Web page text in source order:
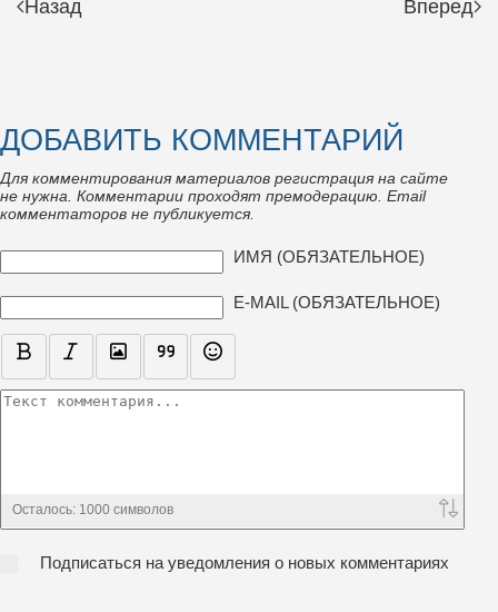
Назад Вперед
ДОБАВИТЬ КОММЕНТАРИЙ
Для комментирования материалов регистрация на сайте
не нужна. Комментарии проходят премодерацию. Email
комментаторов не публикуется.
ИМЯ (ОБЯЗАТЕЛЬНОЕ)
E-MAIL (ОБЯЗАТЕЛЬНОЕ)
ТЕКСТ КОММЕНТАРИЯ
Осталось: 1000 символов
Подписаться на уведомления о новых комментариях